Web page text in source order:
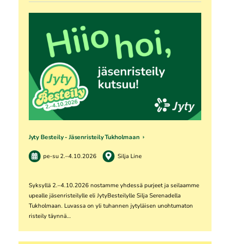
Jyty Besteily - Jäsenristeily Tukholmaan
pe-su 2.–4.10.2026 Silja Line
Syksyllä 2.–4.10.2026 nostamme yhdessä purjeet ja seilaamme
upealle jäsenristeilylle eli JytyBesteilylle Silja Serenadella
Tukholmaan. Luvassa on yli tuhannen jytyläisen unohtumaton
risteily täynnä…